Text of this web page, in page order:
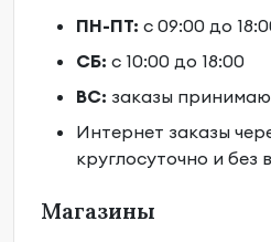
ПН-ПТ: с 09:00 до
СБ: с 10:00 до 18:00
ВС: заказы
Интернет заказы
круглосуточно и без
Магазины